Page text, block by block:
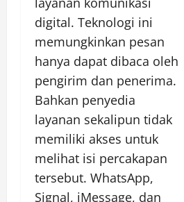
digital. Teknologi ini
memungkinkan pesan
hanya dapat dibaca oleh
pengirim dan penerima.
Bahkan penyedia
layanan sekalipun tidak
memiliki akses untuk
melihat isi percakapan
tersebut. WhatsApp,
Signal, iMessage, dan